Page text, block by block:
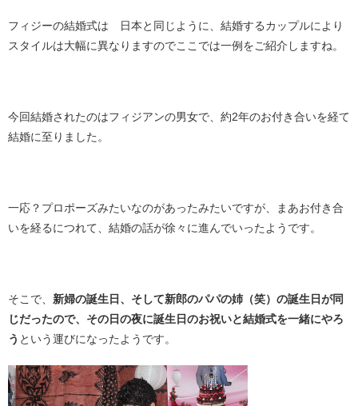
フィジーの結婚式は 日本と同じように、結婚するカップルにより
スタイルは大幅に異なりますのでここでは一例をご紹介しますね。
今回結婚されたのはフィジアンの男女で、約2年のお付き合いを経て
結婚に至りました。
一応？プロポーズみたいなのがあったみたいですが、まあお付き合
いを経るにつれて、結婚の話が徐々に進んでいったようです。
そこで、 新婦の誕生日、そして新郎のパパの姉（笑）の誕生日が同
じだったので、その日の夜に誕生日のお祝いと結婚式を一緒にやろ
う という運びになったようです。